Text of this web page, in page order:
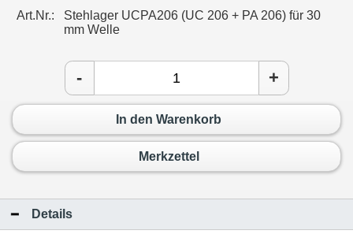
Art.Nr.:
Stehlager UCPA206 (UC 206 + PA 206) für 30
mm Welle
- +
In den Warenkorb
Merkzettel
Details